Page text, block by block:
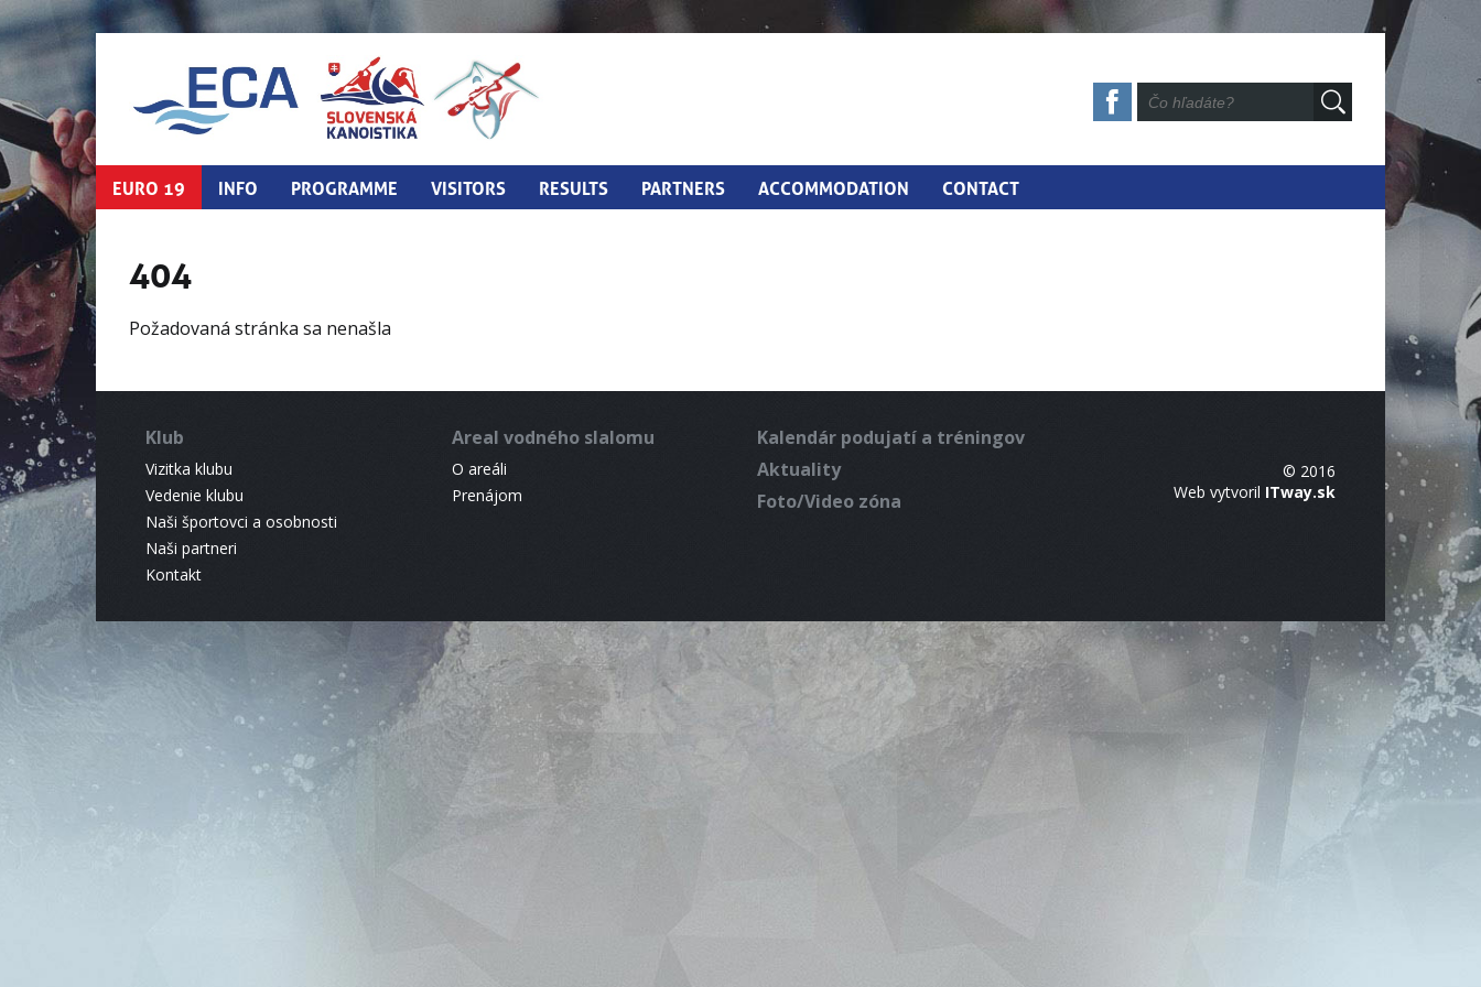
EURO 19 INFO PROGRAMME VISITORS RESULTS PARTNERS ACCOMMODATION CONTACT
404
Požadovaná stránka sa nenašla
Klub
Vizitka klubu
Vedenie klubu
Naši športovci a osobnosti
Naši partneri
Kontakt
Areal vodného slalomu
O areáli
Prenájom
Kalendár podujatí a tréningov
Aktuality
Foto/Video zóna
© 2016
Web vytvoril ITway.sk